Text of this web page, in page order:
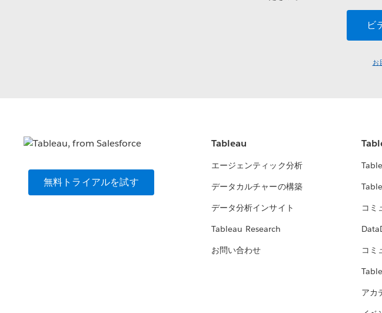
お
無料トライアルを試す
Tableau
エージェンティック分析
データカルチャーの構築
データ分析インサイト
Tableau Research
お問い合わせ
コミ
コミ
アカ